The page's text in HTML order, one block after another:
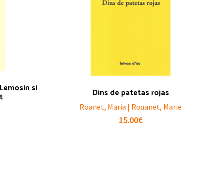
si Dins de patetas rojas
Roanet, Maria | Rouanet, Marie
15.00€